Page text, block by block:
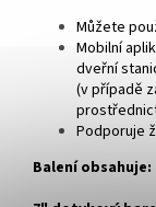
Můžete
Mobilní
dveřní
(v případě
Podporuje
Balení obsahuje: